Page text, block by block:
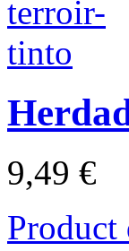
9,49 €
Product